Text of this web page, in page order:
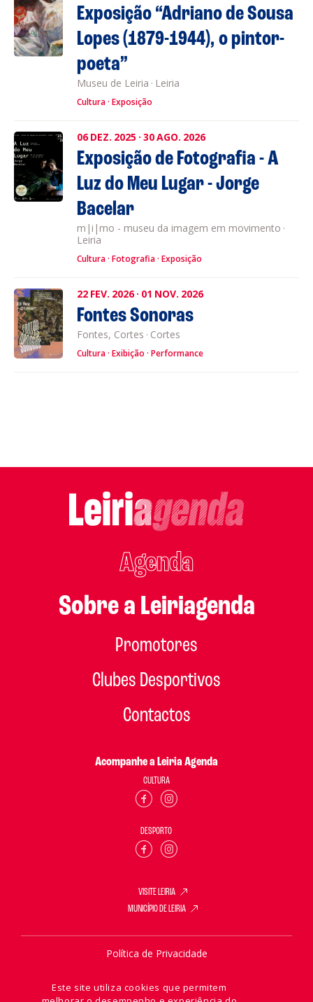
Exposição “Adriano de Sousa
Lopes (1879-1944), o pintor-
poeta”
Museu de Leiria · Leiria
Cultura Exposição
06 DEZ. 2025 · 30AGO. 2026
Exposição de Fotografia - A
Luz do Meu Lugar - Jorge
Bacelar
m|i|mo - museu da imagem em movimento ·
Leiria
Cultura Fotografia Exposição
22 FEV. 2026 · 01 NOV. 2026
Fontes Sonoras
Fontes, Cortes · Cortes
Cultura Exibição Performance
Agenda
Sobre a Leiriagenda
Promotores
Clubes Desportivos
Contactos
Acompanhe a Leiria Agenda
CULTURA
DESPORTO
VISITE LEIRIA
MUNICÍPIO DE LEIRIA
Política de Privacidade
Este site utiliza cookies que permitem